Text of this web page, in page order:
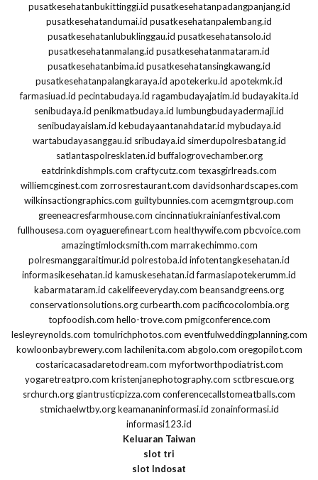
pusatkesehatanbukittinggi.id pusatkesehatanpadangpanjang.id
pusatkesehatandumai.id pusatkesehatanpalembang.id
pusatkesehatanlubuklinggau.id pusatkesehatansolo.id
pusatkesehatanmalang.id pusatkesehatanmataram.id
pusatkesehatanbima.id pusatkesehatansingkawang.id
pusatkesehatanpalangkaraya.id apotekerku.id apotekmk.id
farmasiuad.id pecintabudaya.id ragambudayajatim.id budayakita.id
senibudaya.id penikmatbudaya.id lumbungbudayadermaji.id
senibudayaislam.id kebudayaantanahdatar.id mybudaya.id
wartabudayasanggau.id sribudaya.id simerdupolresbatang.id
satlantaspolresklaten.id buffalogrovechamber.org
eatdrinkdishmpls.com craftycutz.com texasgirlreads.com
williemcginest.com zorrosrestaurant.com davidsonhardscapes.com
wilkinsactiongraphics.com guiltybunnies.com acemgmtgroup.com
greeneacresfarmhouse.com cincinnatiukrainianfestival.com
fullhousesa.com oyaguerefineart.com healthywife.com pbcvoice.com
amazingtimlocksmith.com marrakechimmo.com
polresmanggaraitimur.id polrestoba.id infotentangkesehatan.id
informasikesehatan.id kamuskesehatan.id farmasiapotekerumm.id
kabarmataram.id cakelifeeveryday.com beansandgreens.org
conservationsolutions.org curbearth.com pacificocolombia.org
topfoodish.com hello-trove.com pmigconference.com
lesleyreynolds.com tomulrichphotos.com eventfulweddingplanning.com
kowloonbaybrewery.com lachilenita.com abgolo.com oregopilot.com
costaricacasadaretodream.com myfortworthpodiatrist.com
yogaretreatpro.com kristenjanephotography.com sctbrescue.org
srchurch.org giantrusticpizza.com conferencecallstomeatballs.com
stmichaelwtby.org keamananinformasi.id zonainformasi.id
informasi123.id
Keluaran Taiwan
slot tri
slot Indosat